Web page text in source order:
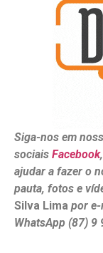
Siga-nos em
sociais Facebook,
ajudar a fazer o
pauta, fotos e
Silva Lima por
WhatsApp (87) 9